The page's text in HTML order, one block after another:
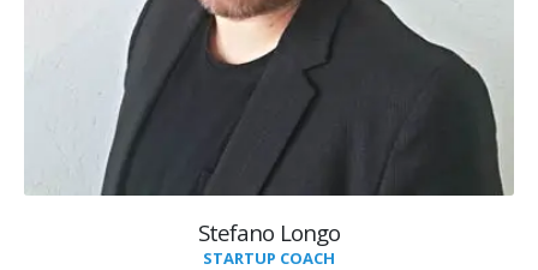
Stefano Longo
STARTUP COACH